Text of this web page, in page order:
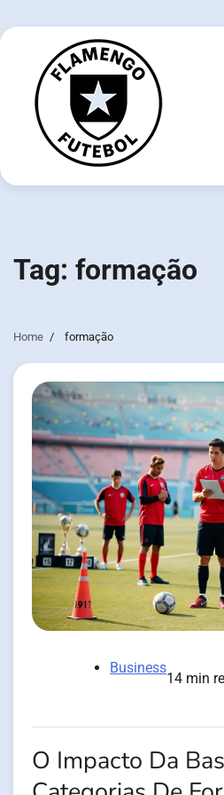
to
Tag: formação
Home formação
Business
14 min
O Impacto Da